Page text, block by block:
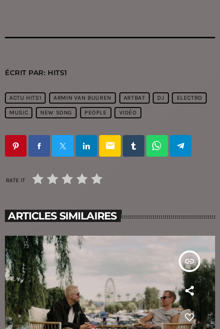
ÉCRIT PAR: HITS1
ACTU HITS1 ARMIN VAN BUUREN ARTBAT DJ ELECTRO
MUSIC NEW SONG PEOPLE VIDÉO
email
RATE IT
ARTICLES SIMILAIRES
insert_link